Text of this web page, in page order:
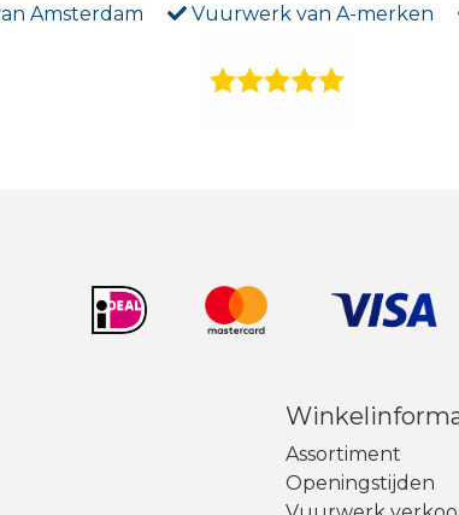
Amsterdam Vuurwerk van A-merken
Assortiment
Openingstijden